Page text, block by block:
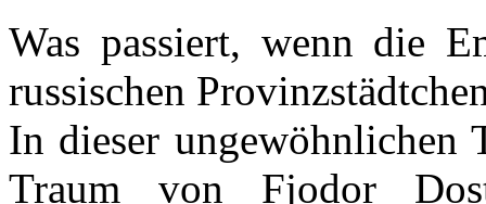
Was passiert, wenn die
russischen
In dieser ungewöhnlichen
Traum von Fjodor